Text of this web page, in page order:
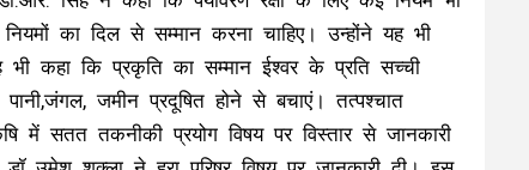
का दिल से सम्मान करना चाहिए। उन्होंने यह भी
भी कहा कि प्रकृति का सम्मान ईश्वर के प्रति सच्ची
जमीन प्रदूषित होने से बचाएं। तत्पश्चात
में सतत तकनीकी प्रयोग विषय पर विस्तार से जानकारी